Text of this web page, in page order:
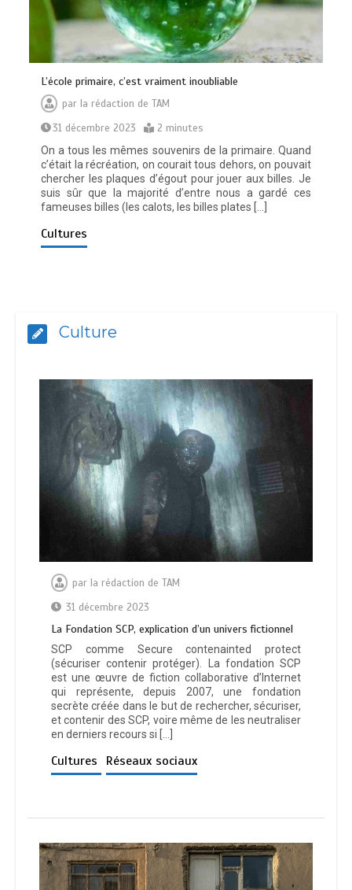
L’école primaire, c’est vraiment inoubliable
par la rédaction de TAM
31 décembre 2023
2 minutes
On a tous les mêmes souvenirs de la primaire. Quand
c’était la récréation, on courait tous dehors, on pouvait
chercher les plaques d’égout pour jouer aux billes. Je
suis sûr que la majorité d’entre nous a gardé ces
fameuses billes (les calots, les billes plates […]
Cultures
Culture
par la rédaction de TAM
31 décembre 2023
La Fondation SCP, explication d’un univers fictionnel
SCP comme Secure contenainted protect
(sécuriser contenir protéger). La fondation SCP
est une œuvre de fiction collaborative d’Internet
qui représente, depuis 2007, une fondation
secrète créée dans le but de rechercher, sécuriser,
et contenir des SCP, voire même de les neutraliser
en derniers recours si […]
Cultures Réseaux sociaux